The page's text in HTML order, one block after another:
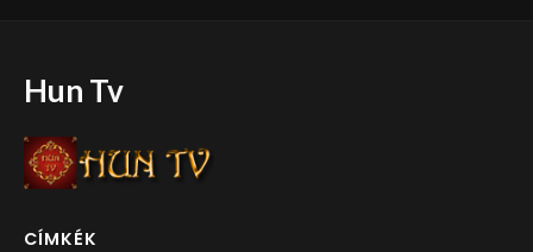
Hun Tv
CÍMKÉK